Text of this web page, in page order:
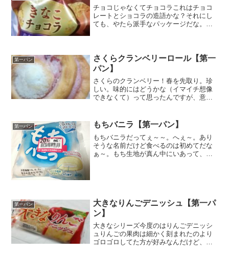
チョコじゃなくてチョコラこれはチョコ
レートとショコラの造語かな？それにし
ても、やたら派手なパッケージだな。私
固めたような外見。アーモ...
第一パン
さくらクランベリーロール【第一
パン】
さくらのクランベリー！春を先取り。珍
しい。味的にはどうかな（イマイチ想像
できなくて）って思ったんですが、意外
に、春を予感させてくれる爽やかな菓子
パンです。開封すると、生地...
第一パン もちバニラ【第一パン】
もちバニラだってぇ～～。へぇ～。あり
そうな名前だけど食べるのは初めてだな
ぁ～。もち生地が真ん中にいあって、そ
第一パン
大きなりんごデニッシュ【第一パ
ン】
大きなシリーズ今度のはりんごデニッシ
ュりんごの果肉は細かく刻まれたのより
ゴロゴロしてた方が好みなんだけど、こ